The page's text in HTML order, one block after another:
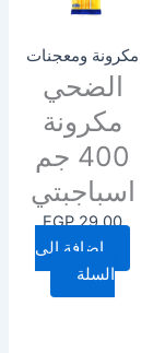
مكرونة ومعجنات
الضحي
مكرونة
400 جم
اسباجبتي
EGP29.00
إضافة إلى
السلة